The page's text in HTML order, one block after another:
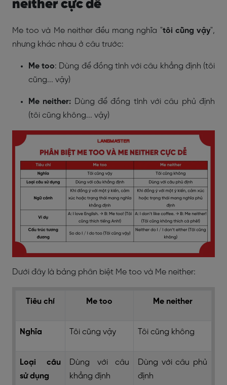
neither cực dễ
Me too và Me neither đều mang nghĩa "tôi cũng vậy",
nhưng khác nhau ở câu trước:
Me too: Dùng để đồng tình với câu khẳng định (tôi
cũng... vậy)
Me neither: Dùng để đồng tình với câu phủ định
(tôi cũng không... vậy)
Dưới đây là bảng phân biệt Me too và Me neither:
Tiêu chí Me too Me neither
Nghĩa Tôi cũng vậy Tôi cũng không
Loại câu
sử dụng
Dùng với câu
khẳng định
Dùng với câu phủ
định